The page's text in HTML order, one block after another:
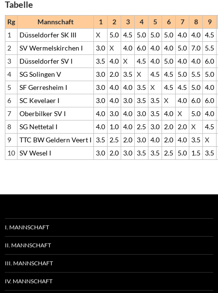
Tabelle
Rg Mannschaft 1 2 3 4 5 6 7 8
9
1
Düsseldorfer SK III X 5.0 4.5 5.0 5.0 5.0 4.0 4.0 4.5
2
SV Wermelskirchen I 3.0 X 4.0 6.0 4.0 4.0 5.0 7.0 5.5
3
Düsseldorfer SV I 3.5 4.0 X 4.5 4.0 5.0 4.0 4.0 6.0
4
SG Solingen V 3.0 2.0 3.5 X 4.5 4.5 5.0 5.5
5.0
5
SF Gerresheim I 3.0 4.0 4.0 3.5 X 4.5 4.5 5.0 4.0
6
SC Kevelaer I 3.0 4.0 3.0 3.5 3.5 X 4.0 6.0 6.0
7
Oberbilker SV I 4.0 3.0 4.0 3.0 3.5 4.0 X 5.0 4.0
8
SG Nettetal I 4.0 1.0 4.0 2.5 3.0 2.0 2.0 X
4.5
9
TTC BW Geldern Veert I 3.5 2.5 2.0 3.0 4.0 2.0 4.0 3.5 X
10 SV Wesel I 3.0 2.0 3.0 3.5 3.5 2.5 5.0 1.5 3.5
I. MANNSCHAFT
II. MANNSCHAFT
III. MANNSCHAFT
IV. MANNSCHAFT